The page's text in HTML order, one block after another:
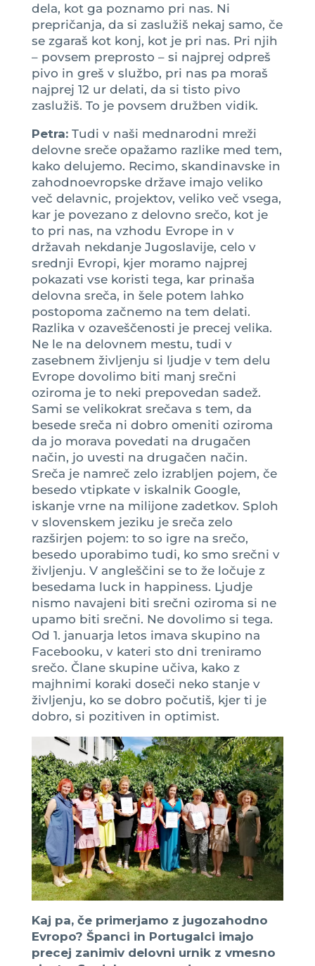
dela, kot ga poznamo pri nas. Ni
prepričanja, da si zaslužiš nekaj samo, če
se zgaraš kot konj, kot je pri nas. Pri njih
– povsem preprosto – si najprej odpreš
pivo in greš v službo, pri nas pa moraš
najprej 12 ur delati, da si tisto pivo
zaslužiš. To je povsem družben vidik.
Petra:Tudi v naši mednarodni mreži
delovne sreče opažamo razlike med tem,
kako delujemo. Recimo, skandinavske in
zahodnoevropske države imajo veliko
več delavnic, projektov, veliko več vsega,
kar je povezano z delovno srečo, kot je
to pri nas, na vzhodu Evrope in v
državah nekdanje Jugoslavije, celo v
srednji Evropi, kjer moramo najprej
pokazati vse koristi tega, kar prinaša
delovna sreča, in šele potem lahko
postopoma začnemo na tem delati.
Razlika v ozaveščenosti je precej velika.
Ne le na delovnem mestu, tudi v
zasebnem življenju si ljudje v tem delu
Evrope dovolimo biti manj srečni
oziroma je to neki prepovedan sadež.
Sami se velikokrat srečava s tem, da
besede sreča ni dobro omeniti oziroma
da jo morava povedati na drugačen
način, jo uvesti na drugačen način.
Sreča je namreč zelo izrabljen pojem, če
besedo vtipkate v iskalnik Google,
iskanje vrne na milijone zadetkov. Sploh
v slovenskem jeziku je sreča zelo
razširjen pojem: to so igre na srečo,
besedo uporabimo tudi, ko smo srečni v
življenju. V angleščini se to že ločuje z
besedama luck in happiness. Ljudje
nismo navajeni biti srečni oziroma si ne
upamo biti srečni. Ne dovolimo si tega.
Od 1. januarja letos imava skupino na
Facebooku, v kateri sto dni treniramo
srečo. Člane skupine učiva, kako z
majhnimi koraki doseči neko stanje v
življenju, ko se dobro počutiš, kjer ti je
dobro, si pozitiven in optimist.
Kaj pa, če primerjamo z jugozahodno
Evropo? Španci in Portugalci imajo
precej zanimiv delovni urnik z vmesno